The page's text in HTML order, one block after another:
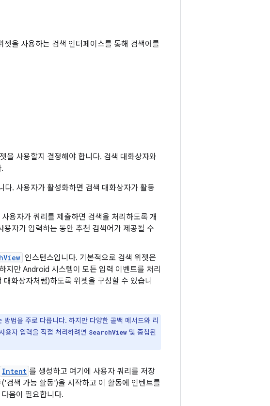
을 사용하는 검색 인터페이스를 통해 검색어를
을 사용할지 결정해야 합니다. 검색 대화상자와
. 사용자가 활성화하면 검색 대화상자가 활동
용자가 쿼리를 제출하면 검색을 처리하도록 개
자가 입력하는 동안 추천 검색어가 제공될 수
인스턴스입니다. 기본적으로 검색 위젯은
지만 Android 시스템이 모든 입력 이벤트를 처리
화상자처럼)하도록 위젯을 구성할 수 있습니
법을 주로 다룹니다. 하지만 다양한 콜백 메서드와 리
용자 입력을 직접 처리하려면 SearchView 및 중첩된
Intent 를 생성하고 여기에 사용자 쿼리를 저장
검색 가능 활동')을 시작하고 이 활동에 인텐트를
음이 필요합니다.